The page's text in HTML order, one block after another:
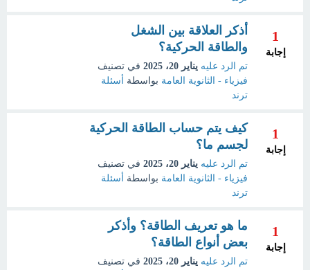
1
إجابة
أذكر العلاقة بين الشغل
والطاقة الحركية؟
تم الرد عليه يناير 20، 2025
في تصنيف
فيزياء - الثانوية العامة بواسطة
أسئلة
ترند
1
إجابة
كيف يتم حساب الطاقة الحركية
لجسم ما؟
تم الرد عليه يناير 20، 2025
في تصنيف
فيزياء - الثانوية العامة بواسطة
أسئلة
ترند
1
إجابة
ما هو تعريف الطاقة؟ وأذكر
بعض أنواع الطاقة؟
تم الرد عليه يناير 20، 2025
في تصنيف